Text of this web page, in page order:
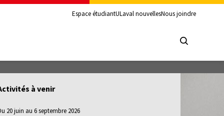
Espace étudiantULaval nouvellesNous joindre
à venir
20 juin au 6 septembre 2026